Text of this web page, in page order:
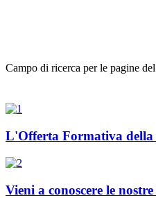
Campo di ricerca per le pagine
L'Offerta Formativa della
Vieni a conoscere le nostre